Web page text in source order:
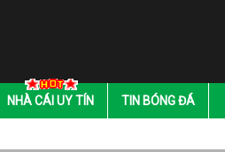
NHÀ CÁI UY TÍN TIN BÓNG ĐÁ